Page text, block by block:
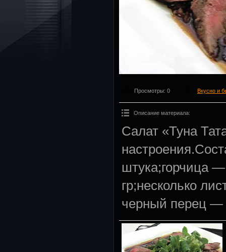
Просмотры: 0 Вкусно и
Описание материала:
Салат «Туна
штука;горчица
гр;несколько
черный перец —